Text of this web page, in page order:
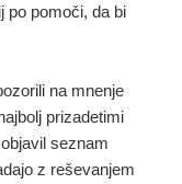
po pomoči, da bi
na mnenje
prizadetimi
seznam
z reševanjem